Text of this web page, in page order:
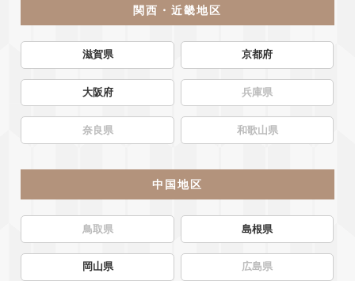
関西・近畿地区
滋賀県 京都府
大阪府 兵庫県
奈良県 和歌山県
中国地区
鳥取県 島根県
岡山県 広島県